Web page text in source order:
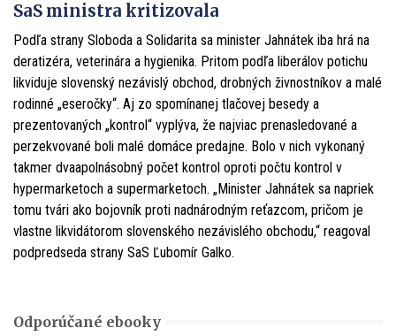
SaS ministra kritizovala
Podľa strany Sloboda a Solidarita sa minister Jahnátek iba hrá na
deratizéra, veterinára a hygienika. Pritom podľa liberálov potichu
likviduje slovenský nezávislý obchod, drobných živnostníkov a malé
rodinné „eseročky“. Aj zo spomínanej tlačovej besedy a
prezentovaných „kontrol“ vyplýva, že najviac prenasledované a
perzekvované boli malé domáce predajne. Bolo v nich vykonaný
takmer dvaapolnásobný počet kontrol oproti počtu kontrol v
hypermarketoch a supermarketoch. „Minister Jahnátek sa napriek
tomu tvári ako bojovník proti nadnárodným reťazcom, pričom je
vlastne likvidátorom slovenského nezávislého obchodu,“ reagoval
podpredseda strany SaS Ľubomír Galko.
Odporúčané ebooky